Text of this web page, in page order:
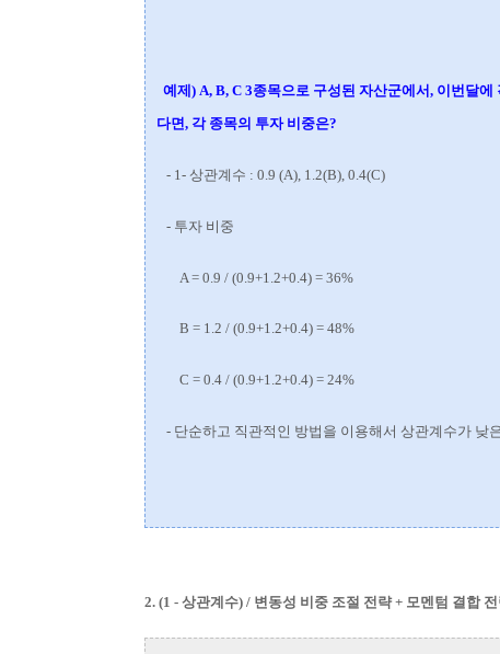
예제) A, B, C 3종목으로 구성된 자산군에서, 이번달
다면, 각 종목의 투자 비중은?
- 1- 상관계수 : 0.9 (A), 1.2(B), 0.4(C)
- 투자 비중
A = 0.9 / (0.9+1.2+0.4) = 36%
B = 1.2 / (0.9+1.2+0.4) = 48%
C = 0.4 / (0.9+1.2+0.4) = 24%
- 단순하고 직관적인 방법을 이용해서 상관계수가
2. (1 - 상관계수) / 변동성 비중 조절 전략 + 모멘텀 결합 전